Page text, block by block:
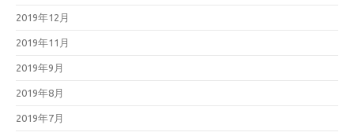
2019年12月
2019年11月
2019年9月
2019年8月
2019年7月